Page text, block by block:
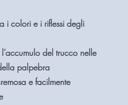
i colori e i riflessi degli
l’accumulo del trucco nelle
palpebra
e facilmente